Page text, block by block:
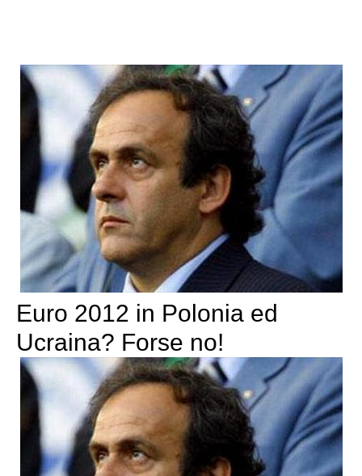
Euro 2012 in Polonia ed
Ucraina? Forse no!